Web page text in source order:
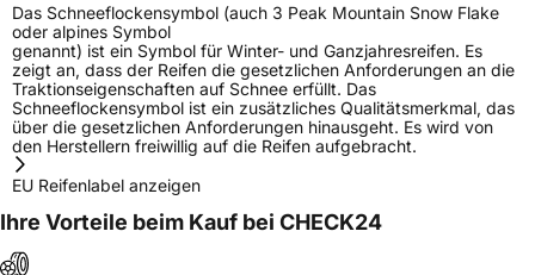
Das Schneeflockensymbol (auch 3 Peak Mountain Snow Flake
oder alpines Symbol
genannt) ist ein Symbol für Winter- und Ganzjahresreifen. Es
zeigt an, dass der Reifen die gesetzlichen Anforderungen an die
Traktionseigenschaften auf Schnee erfüllt. Das
Schneeflockensymbol ist ein zusätzliches Qualitätsmerkmal, das
über die gesetzlichen Anforderungen hinausgeht. Es wird von
den Herstellern freiwillig auf die Reifen aufgebracht.
EU Reifenlabel anzeigen
Ihre Vorteile beim Kauf bei CHECK24